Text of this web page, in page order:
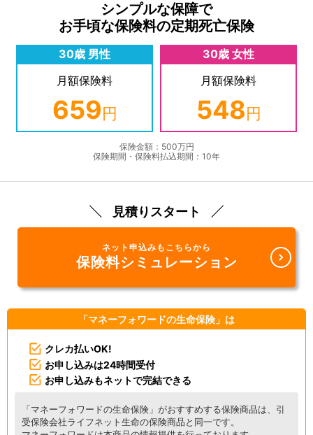
シンプルな保障で
お手頃な保険料の定期死亡保険
30歳 男性
月額保険料
659円
30歳 女性
月額保険料
548円
保険金額：500万円
保険期間・保険料払込期間：10年
見積りスタート
ネット申込みもこちらから
保険料シミュレーション
「マネーフォワードの生命保険」は
クレカ払いOK!
お申し込みは24時間受付
お申し込みもネットで完結できる
「マネーフォワードの生命保険」がおすすめする保険商品は、引
受保険会社ライフネット生命の保険商品と同一です。